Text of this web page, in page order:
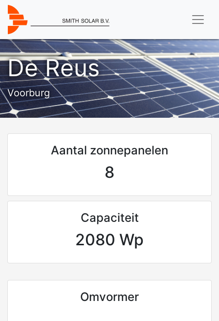
De Reus
Voorburg
Aantal zonnepanelen
8
Capaciteit
2080 Wp
Omvormer